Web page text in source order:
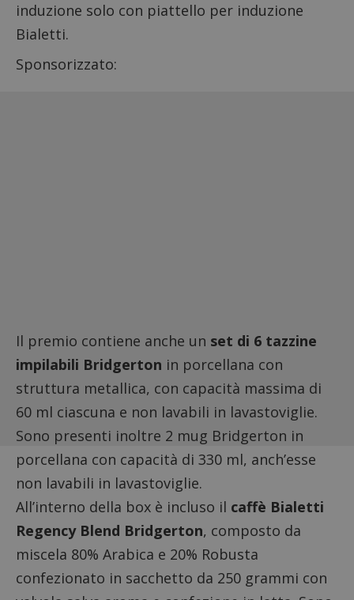
induzione solo con piattello per induzione
Bialetti.
Sponsorizzato:
Il premio contiene anche un set di 6 tazzine
impilabili Bridgerton in porcellana con
struttura metallica, con capacità massima di
60 ml ciascuna e non lavabili in lavastoviglie.
Sono presenti inoltre 2 mug Bridgerton in
porcellana con capacità di 330 ml, anch’esse
non lavabili in lavastoviglie.
All’interno della box è incluso il caffè Bialetti
Regency Blend Bridgerton, composto da
miscela 80% Arabica e 20% Robusta
confezionato in sacchetto da 250 grammi con